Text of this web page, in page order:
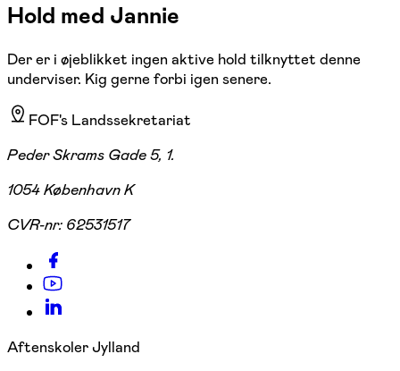
Hold med Jannie
Der er i øjeblikket ingen aktive hold tilknyttet denne
underviser. Kig gerne forbi igen senere.
FOF's Landssekretariat
Peder Skrams Gade 5, 1.
1054 København K
CVR-nr: 62531517
Aftenskoler Jylland